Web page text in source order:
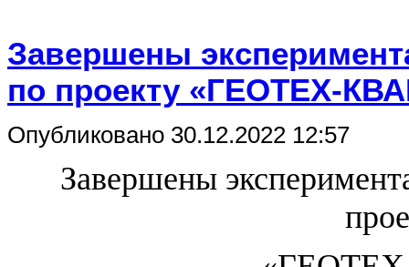
Завершены
по проекту «ГЕОТЕХ-
Опубликовано 30.12.2022 12:57
Завершены